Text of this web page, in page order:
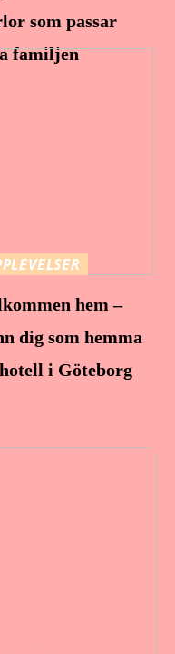
som passar
familjen
hem –
dig som hemma
i Göteborg